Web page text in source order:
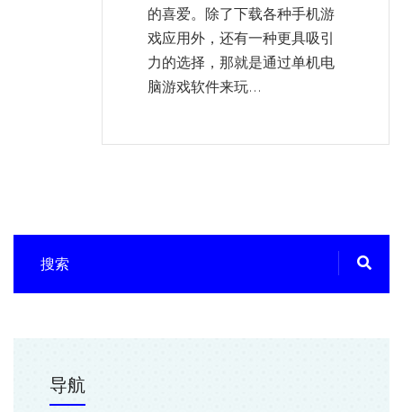
的喜爱。除了下载各种手机游
戏应用外，还有一种更具吸引
力的选择，那就是通过单机电
脑游戏软件来玩...
导航